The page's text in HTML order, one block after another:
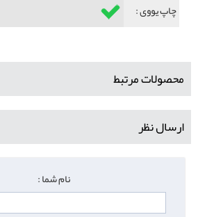
چاپ یووی :
محصولات مرتبط
ارسال نظر
نام شما :